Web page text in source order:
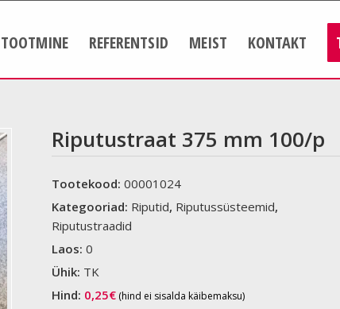
TOOTMINE REFERENTSID MEIST KONTAKT
Riputustraat 375 mm 100/p
Tootekood:00001024
Kategooriad: Riputid, Riputussüsteemid,
Riputustraadid
Laos:0
Ühik: TK
Hind: 0,25€ (hind ei sisalda käibemaksu)